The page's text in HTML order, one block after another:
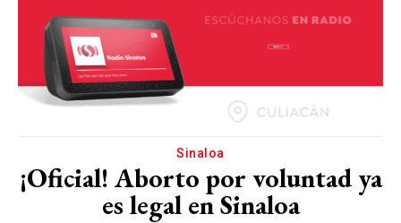
Sinaloa
¡Oficial! Aborto por voluntad ya
es legal en Sinaloa